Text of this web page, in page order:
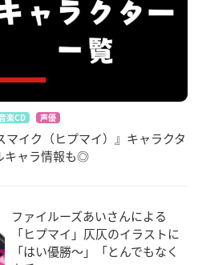
楽CD 声優
マイク（ヒプマイ）』キャラクタ
キャラ情報も◎
ファイルーズあいさんによる
「ヒプマイ」仄仄のイラストに
「はい優勝〜」「とんでもなく